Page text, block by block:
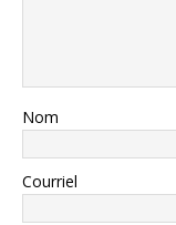
Nom
Courriel